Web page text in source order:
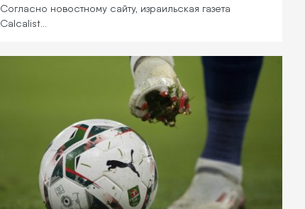
Согласно новостному сайту, израильская газета
Calcalist…